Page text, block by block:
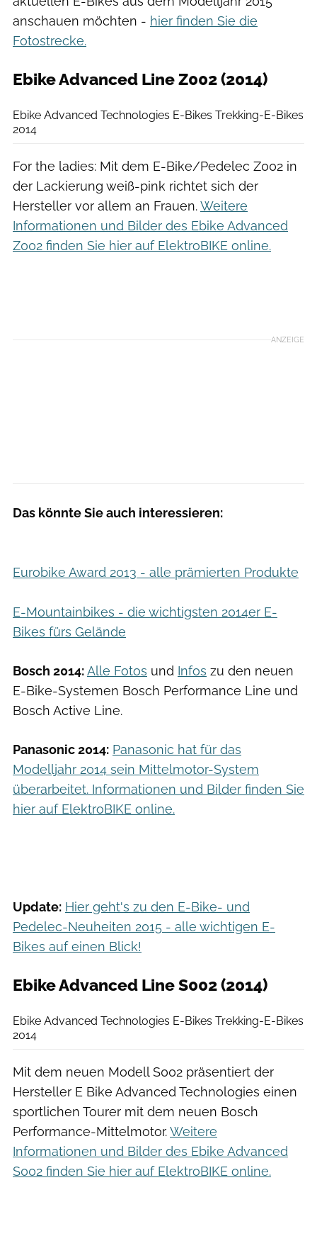
anschauen möchten - hier finden Sie die
Fotostrecke.
Ebike Advanced Line Z002 (2014)
Ebike Advanced Technologies
Ebike Advanced Technologies E-Bikes Trekking-E-Bikes
2014
For the ladies: Mit dem E-Bike/Pedelec Z002 in
der Lackierung weiß-pink richtet sich der
Hersteller vor allem an Frauen.Weitere
Informationen und Bilder des Ebike Advanced
Z002 finden Sie hier auf ElektroBIKE online.
ANZEIGE
Das könnte Sie auch interessieren:
Eurobike Award 2013 - alle prämierten Produkte
E-Mountainbikes - die wichtigsten 2014er E-
Bikes fürs Gelände
Bosch 2014:Alle Fotos und Infos zu den neuen
E-Bike-Systemen Bosch Performance Line und
Bosch Active Line.
Panasonic 2014: Panasonic hat für das
Modelljahr 2014 sein Mittelmotor-System
überarbeitet. Informationen und Bilder finden Sie
hier auf ElektroBIKE online.
Update: Hier geht's zu den E-Bike- und
Pedelec-Neuheiten 2015 - alle wichtigen E-
Bikes auf einen Blick!
Ebike Advanced Line S002 (2014)
Ebike Advanced Technologies
Ebike Advanced Technologies E-Bikes Trekking-E-Bikes
2014
Mit dem neuen Modell S002 präsentiert der
Hersteller E Bike Advanced Technologies einen
sportlichen Tourer mit dem neuen Bosch
Performance-Mittelmotor.Weitere
Informationen und Bilder des Ebike Advanced
S002 finden Sie hier auf ElektroBIKE online.